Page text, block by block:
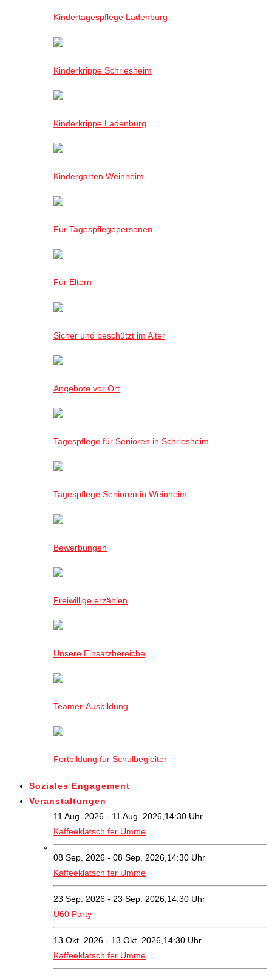
Kindertagespflege Ladenburg
Kinderkrippe Schriesheim
Kinderkrippe Ladenburg
Kindergarten Weinheim
Für Tagespflegepersonen
Für Eltern
Sicher und beschützt im Alter
Angebote vor Ort
Tagespflege für Senioren in Schriesheim
Tagespflege Senioren in Weinheim
Bewerbungen
Freiwillige erzählen
Unsere Einsatzbereiche
Teamer-Ausbildung
Fortbildung für Schulbegleiter
Soziales Engagement
Veranstaltungen
11 Aug. 2026 - 11 Aug. 2026,14:30 Uhr
Kaffeeklatsch fer Umme
08 Sep. 2026 - 08 Sep. 2026,14:30 Uhr
Kaffeeklatsch fer Umme
23 Sep. 2026 - 23 Sep. 2026,14:30 Uhr
Ü60 Party
13 Okt. 2026 - 13 Okt. 2026,14:30 Uhr
Kaffeeklatsch fer Umme